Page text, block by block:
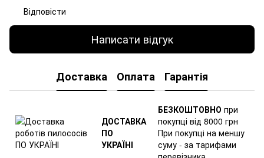
Відповісти
Написати відгук
Доставка Оплата Гарантія
ДОСТАВКА
ПО
УКРАЇНІ
БЕЗКОШТОВНО при
покупці від 8000 грн
При покупці на меншу
суму - за тарифами